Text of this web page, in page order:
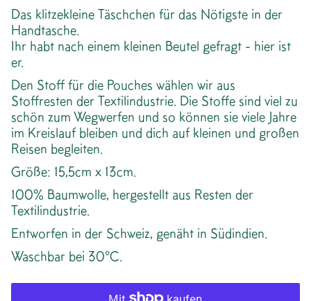
Das klitzekleine Täschchen für das Nötigste in der
Handtasche.
Ihr habt nach einem kleinen Beutel gefragt - hier ist
er.
Den Stoff für die Pouches wählen wir aus
Stoffresten der Textilindustrie. Die Stoffe sind viel zu
schön zum Wegwerfen und so können sie viele Jahre
im Kreislauf bleiben und dich auf kleinen und großen
Reisen begleiten.
Größe: 15,5cm x 13cm.
100% Baumwolle, hergestellt aus Resten der
Textilindustrie.
Entworfen in der Schweiz, genäht in Südindien.
Waschbar bei 30°C.